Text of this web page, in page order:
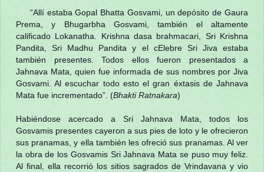
“Allí estaba Gopal Bhatta Gosvami, un depósito de Gaura
Prema, y Bhugarbha Gosvami, también el altamente
calificado Lokanatha. Krishna dasa brahmacari, Sri Krishna
Pandita, Sri Madhu Pandita y el cElebre Sri Jiva estaba
también presentes. Todos ellos fueron presentados a
Jahnava Mata, quien fue informada de sus nombres por Jiva
Gosvami. Al escuchar todo esto el gran éxtasis de Jahnava
Mata fue incrementado”. (Bhakti Ratnakara)
Habiéndose acercado a Sri Jahnava Mata, todos los
Gosvamis presentes cayeron a sus pies de loto y le ofrecieron
sus pranamas, y ella también les ofreció sus pranamas. Al ver
la obra de los Gosvamis Sri Jahnava Mata se puso muy feliz.
Al final, ella recorrió los sitios sagrados de Vrindavana y vio